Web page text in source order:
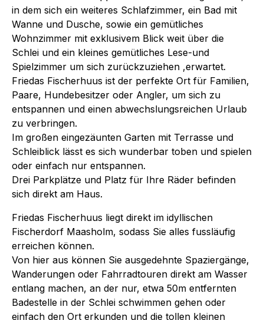
in dem sich ein weiteres Schlafzimmer, ein Bad mit
Wanne und Dusche, sowie ein gemütliches
Wohnzimmer mit exklusivem Blick weit über die
Schlei und ein kleines gemütliches Lese-und
Spielzimmer um sich zurückzuziehen ,erwartet.
Friedas Fischerhuus ist der perfekte Ort für Familien,
Paare, Hundebesitzer oder Angler, um sich zu
entspannen und einen abwechslungsreichen Urlaub
zu verbringen.
Im großen eingezäunten Garten mit Terrasse und
Schleiblick lässt es sich wunderbar toben und spielen
oder einfach nur entspannen.
Drei Parkplätze und Platz für Ihre Räder befinden
sich direkt am Haus.
Friedas Fischerhuus liegt direkt im idyllischen
Fischerdorf Maasholm, sodass Sie alles fussläufig
erreichen können.
Von hier aus können Sie ausgedehnte Spaziergänge,
Wanderungen oder Fahrradtouren direkt am Wasser
entlang machen, an der nur, etwa 50m entfernten
Badestelle in der Schlei schwimmen gehen oder
einfach den Ort erkunden und die tollen kleinen